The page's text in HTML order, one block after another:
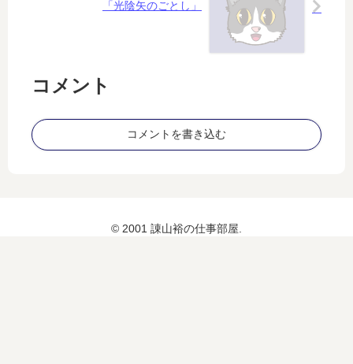
（
「光陰矢のごとし」
コメント
コメントを書き込む
© 2001 諌山裕の仕事部屋.